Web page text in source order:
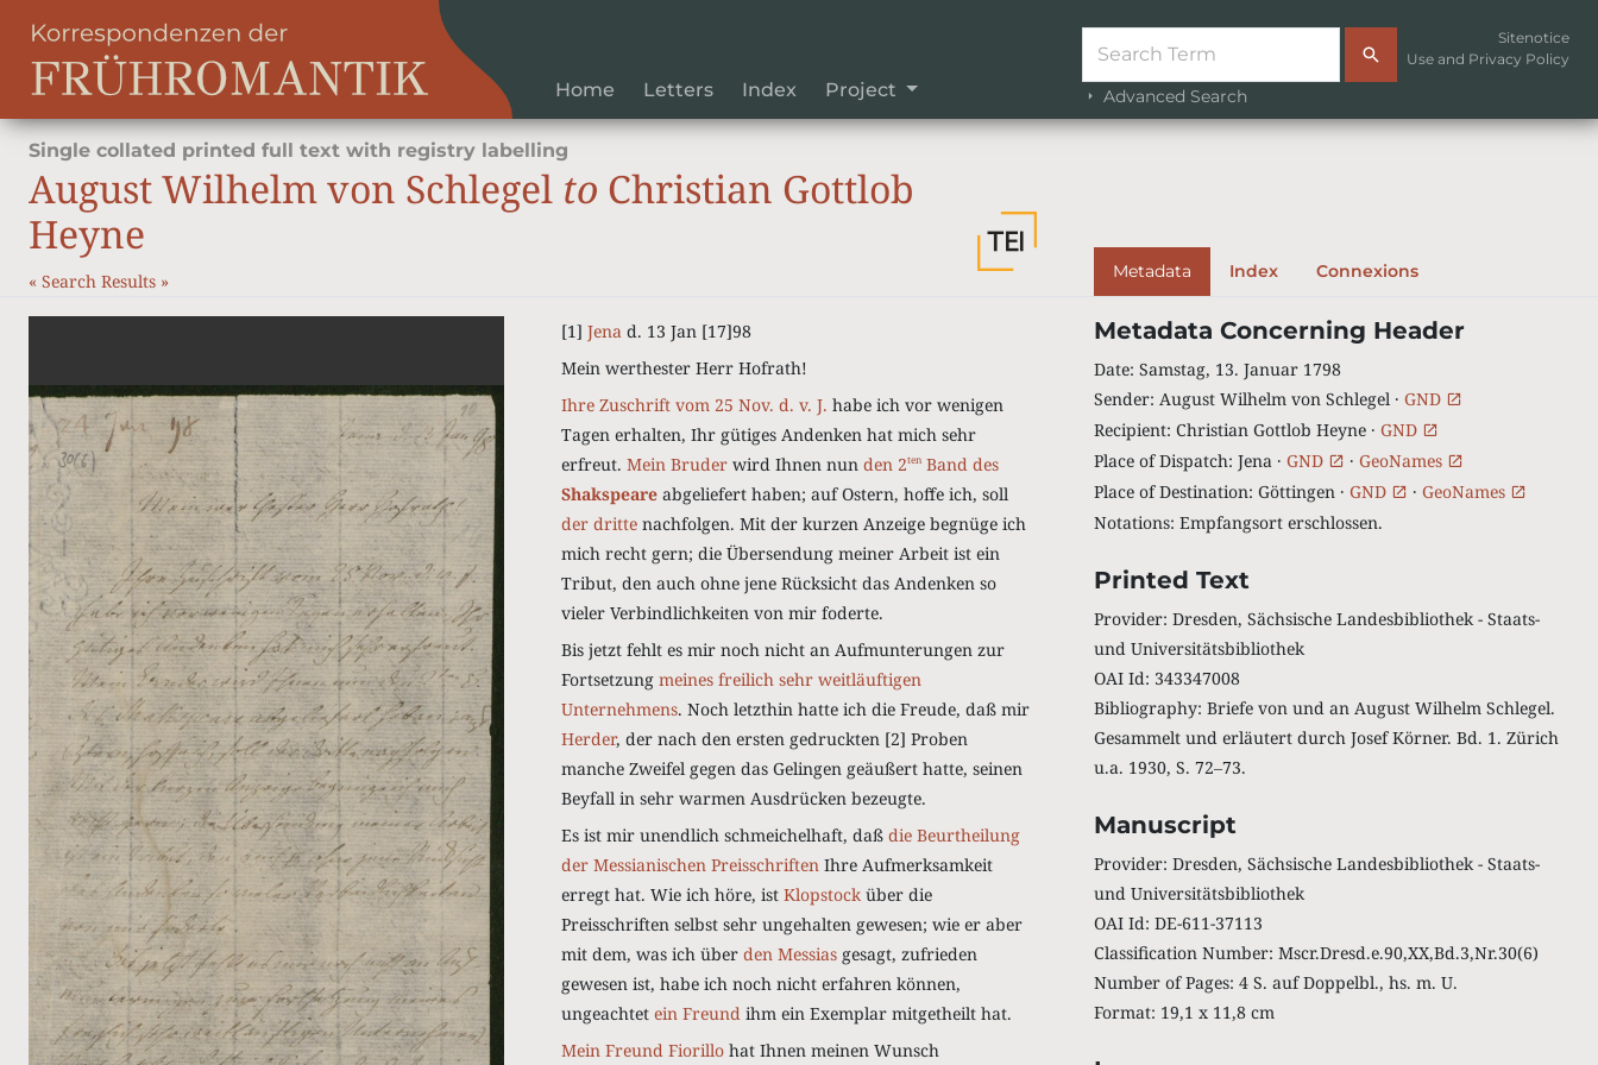
Home Letters Index Project Advanced Search
Sitenotice
Use and Privacy Policy
Single collated printed full text with registry labelling
August Wilhelm von Schlegel to Christian Gottlob
Heyne
« Search Results » Metadata Index Connexions
[1] Jenad. 13 Jan [17]98
Mein werthester Herr Hofrath!
Ihre Zuschrift vom 25 Nov. d. v. J. habe ich vor wenigen
Tagen erhalten, Ihr gütiges Andenken hat mich sehr
erfreut. Mein Bruderwird Ihnen nun den 2tenBand des
Shakspeareabgeliefert haben; auf Ostern, hoffe ich, soll
der drittenachfolgen. Mit der kurzen Anzeige begnüge ich
mich recht gern; die Übersendung meiner Arbeit ist ein
Tribut, den auch ohne jene Rücksicht das Andenken so
vieler Verbindlichkeiten von mir foderte.
Bis jetzt fehlt es mir noch nicht an Aufmunterungen zur
Fortsetzung meines freilich sehr weitläuftigen
Unternehmens. Noch letzthin hatte ich die Freude, daß mir
Herder, der nach den ersten gedruckten [2] Proben
manche Zweifel gegen das Gelingen geäußert hatte, seinen
Beyfall in sehr warmen Ausdrücken bezeugte.
Es ist mir unendlich schmeichelhaft, daß die Beurtheilung
der Messianischen PreisschriftenIhre Aufmerksamkeit
erregt hat. Wie ich höre, ist Klopstocküber die
Preisschriften selbst sehr ungehalten gewesen; wie er aber
mit dem, was ich über den Messiasgesagt, zufrieden
gewesen ist, habe ich noch nicht erfahren können,
ungeachtet ein Freundihm ein Exemplar mitgetheilt hat.
Mein Freund Fiorillohat Ihnen meinen Wunsch
Metadata Concerning Header
Date: Samstag, 13. Januar 1798
Sender: August Wilhelm von Schlegel · GND
Recipient: Christian Gottlob Heyne · GND
Place of Dispatch: Jena · GND · GeoNames
Place of Destination: Göttingen · GND · GeoNames
Notations: Empfangsort erschlossen.
Printed Text
Provider: Dresden, Sächsische Landesbibliothek - Staats-
und Universitätsbibliothek
OAI Id: 343347008
Bibliography: Briefe von und an August Wilhelm Schlegel.
Gesammelt und erläutert durch Josef Körner. Bd. 1. Zürich
u.a. 1930, S. 72‒73.
Manuscript
Provider: Dresden, Sächsische Landesbibliothek - Staats-
und Universitätsbibliothek
OAI Id: DE-611-37113
Classification Number: Mscr.Dresd.e.90,XX,Bd.3,Nr.30(6)
Number of Pages: 4 S. auf Doppelbl., hs. m. U.
Format: 19,1 x 11,8 cm